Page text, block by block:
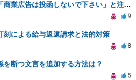
自宅の郵便受けに「商業広告は投函しないで下さい」と注意書きを掲載するで、商業広告の投函を禁止できる？
9
刻による給与返還請求と法的対策
8
を断つ文言を追加する方法は？
5